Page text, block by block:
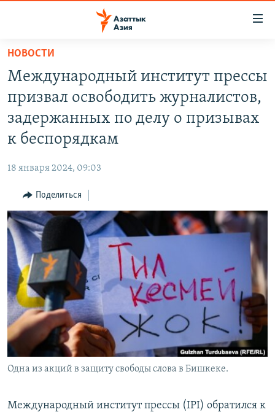
Вернуться
основному
содержанию
Вернутся
главной
Вернутся
поиску
КАЗАХСТАН
УЗБЕКИСТАН
НОВОСТИ
ВОЙНА В УКРАИНЕ
НА ДРУГИХ ЯЗЫКАХ
КЫРГЫЗЧА
ЎЗБЕКЧА
ТОҶИКӢ
TÜRKMENÇE
ПОДПИШИТЕСЬ НА НАС В СОЦСЕТЯХ
Все сайты РСЕ/РС
НОВОСТИ
Международный институт прессы
призвал освободить журналистов,
задержанных по делу о призывах
к беспорядкам
18 января 2024, 09:03
Поделиться
Одна из акций в защиту свободы слова в Бишкеке.
Международный институт прессы (IPI) обратился к